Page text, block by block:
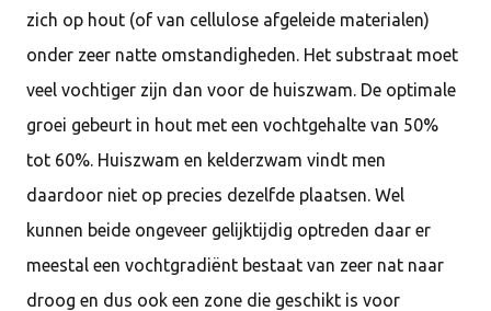
zich op hout (of van cellulose afgeleide materialen)
onder zeer natte omstandigheden. Het substraat moet
veel vochtiger zijn dan voor de huiszwam. De optimale
groei gebeurt in hout met een vochtgehalte van 50%
tot 60%. Huiszwam en kelderzwam vindt men
daardoor niet op precies dezelfde plaatsen. Wel
kunnen beide ongeveer gelijktijdig optreden daar er
meestal een vochtgradiënt bestaat van zeer nat naar
droog en dus ook een zone die geschikt is voor